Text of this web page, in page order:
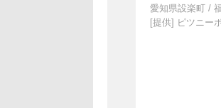
愛知県設楽町 /
[提供] ピツニー